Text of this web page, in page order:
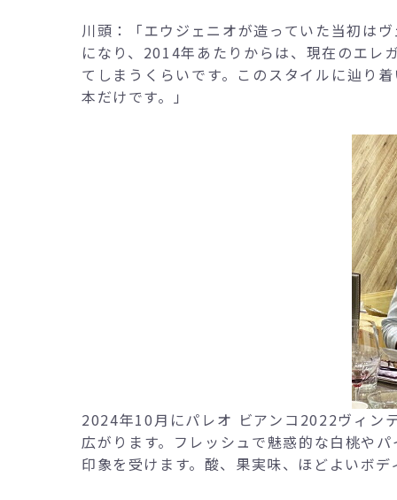
川頭：「エウジェニオが造っていた当初は
になり、2014年あたりからは、現在のエレ
てしまうくらいです。このスタイルに辿り
本だけです。」
2024年10月にパレオ ビアンコ2022ヴィン
広がります。フレッシュで魅惑的な白桃や
印象を受けます。酸、果実味、ほどよいボ